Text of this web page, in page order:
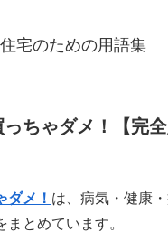
宅のための用語集
ちゃダメ！【完全
ダメ！ は、病気・健康
とめています。